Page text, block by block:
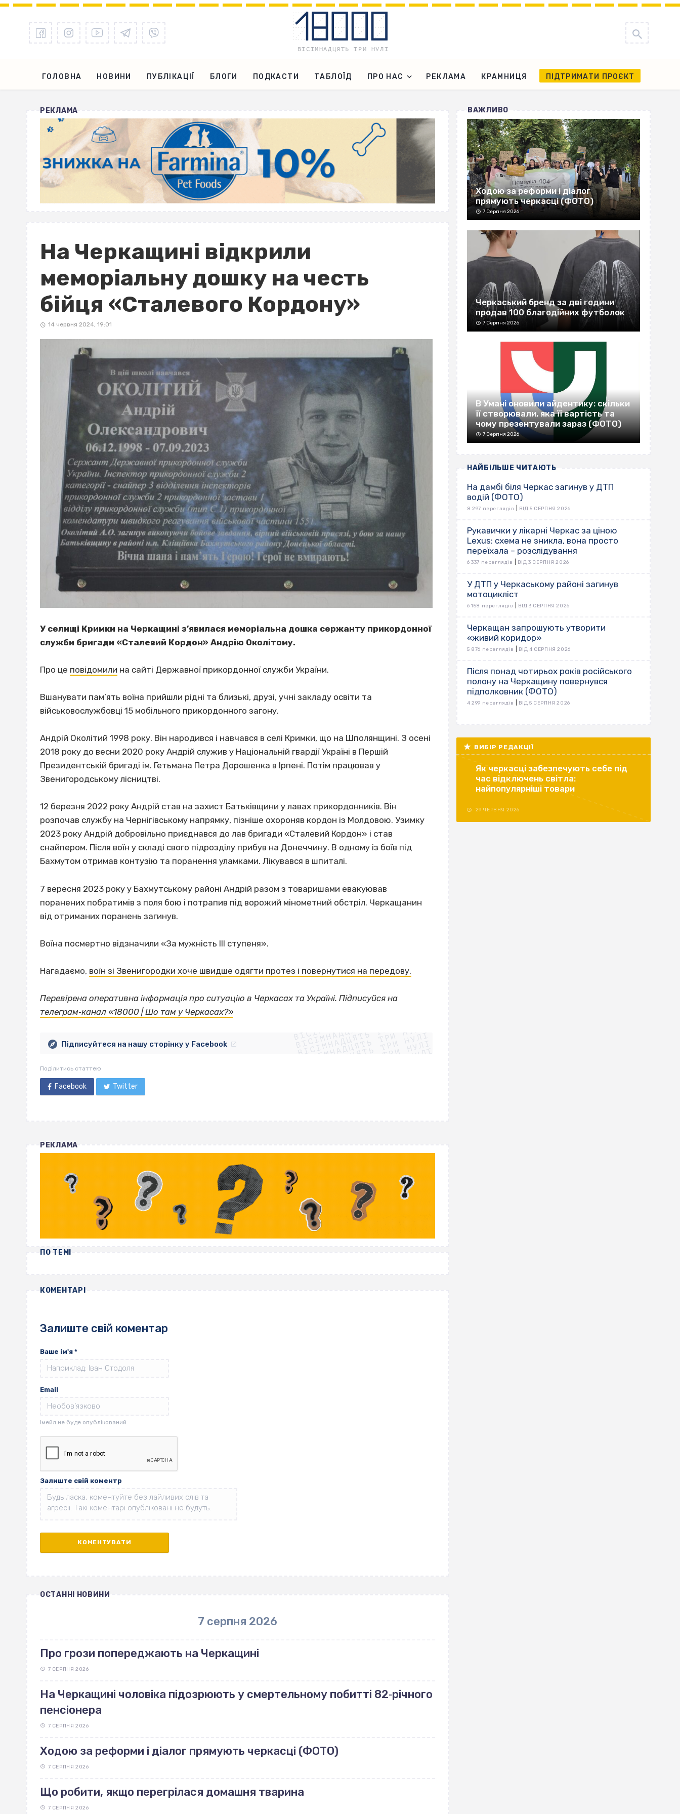
ГОЛОВНА НОВИНИ ПУБЛІКАЦІЇ БЛОГИ ПОДКАСТИ ТАБЛОЇД ПРО НАС РЕКЛАМА КРАМНИЦЯ ПІДТРИМАТИ ПРОЄКТ
РЕКЛАМА
На Черкащині відкрили
меморіальну дошку на честь
бійця «Сталевого Кордону»
14 червня 2024, 19:01
У селищі Кримки на Черкащині з’явилася меморіальна дошка сержанту прикордонної
служби бригади «Сталевий Кордон» Андрію Околітому.
Про це повідомили на сайті Державної прикордонної служби України.
Вшанувати пам’ять воїна прийшли рідні та близькі, друзі, учні закладу освіти та
військовослужбовці 15 мобільного прикордонного загону.
Андрій Околітий 1998 року. Він народився і навчався в селі Кримки, що на Шполянщині. З осені
2018 року до весни 2020 року Андрій служив у Національній гвардії Україні в Першій
Президентській бригаді ім. Гетьмана Петра Дорошенка в Ірпені. Потім працював у
Звенигородському лісництві.
12 березня 2022 року Андрій став на захист Батьківщини у лавах прикордонників. Він
розпочав службу на Чернігівському напрямку, пізніше охороняв кордон із Молдовою. Узимку
2023 року Андрій добровільно приєднався до лав бригади «Сталевий Кордон» і став
снайпером. Після воїн у складі свого підрозділу прибув на Донеччину. В одному із боїв під
Бахмутом отримав контузію та поранення уламками. Лікувався в шпиталі.
7 вересня 2023 року у Бахмутському районі Андрій разом з товаришами евакуював
поранених побратимів з поля бою і потрапив під ворожий мінометний обстріл. Черкащанин
від отриманих поранень загинув.
Воїна посмертно відзначили «За мужність ІІІ ступеня».
Нагадаємо, воїн зі Звенигородки хоче швидше одягти протез і повернутися на передову.
Перевірена оперативна інформація про ситуацію в Черкасах та Україні. Підписуйся на
телеграм‐канал «18000 | Шо там у Черкасах?»
ВІСІМНАДЦЯТЬ ТРИ НУЛІ
ВІСІМНАДЦЯТЬ ТРИ НУЛІ
ВІСІМНАДЦЯТЬ ТРИ НУЛІ
ВІСІМНАДЦЯТЬ ТРИ НУЛІ
ВІСІМНАДЦЯТЬ ТРИ НУЛІ
ВІСІМНАДЦЯТЬ ТРИ НУЛІ
ВІСІМНАДЦЯТЬ ТРИ НУЛІ
Підписуйтеся на нашу сторінку у Facebook
Поділитись статтею
Facebook Twitter
РЕКЛАМА
ПО ТЕМІ
КОМЕНТАРІ
Залиште свій коментар
Ваше ім'я *
Email
Залиште свій коментр
ОСТАННІ НОВИНИ
7 серпня 2026
Про грози попереджають на Черкащині
7 СЕРПНЯ 2026
На Черкащині чоловіка підозрюють у смертельному побитті 82‐річного
пенсіонера
7 СЕРПНЯ 2026
Ходою за реформи і діалог прямують черкасці (ФОТО)
7 СЕРПНЯ 2026
Що робити, якщо перегрілася домашня тварина
7 СЕРПНЯ 2026
ВАЖЛИВО
Ходою за реформи і діалог
прямують черкасці (ФОТО)
7 Серпня 2026
Черкаський бренд за дві години
продав 100 благодійних футболок
7 Серпня 2026
В Умані оновили айдентику: скільки
її створювали, яка її вартість та
чому презентували зараз (ФОТО)
7 Серпня 2026
НАЙБІЛЬШЕ ЧИТАЮТЬ
На дамбі біля Черкас загинув у ДТП
водій (ФОТО)
8 297 переглядів ВІД 5 СЕРПНЯ 2026
Рукавички у лікарні Черкас за ціною
Lexus: схема не зникла, вона просто
переїхала – розслідування
6 337 переглядів ВІД 3 СЕРПНЯ 2026
У ДТП у Черкаському районі загинув
мотоцикліст
6 158 переглядів ВІД 3 СЕРПНЯ 2026
Черкащан запрошують утворити
«живий коридор»
5 876 переглядів ВІД 4 СЕРПНЯ 2026
Після понад чотирьох років російського
полону на Черкащину повернувся
підполковник (ФОТО)
4 299 переглядів ВІД 5 СЕРПНЯ 2026
ВИБІР РЕДАКЦІЇ
Як черкасці забезпечують себе під
час відключень світла:
найпопулярніші товари
29 ЧЕРВНЯ 2026